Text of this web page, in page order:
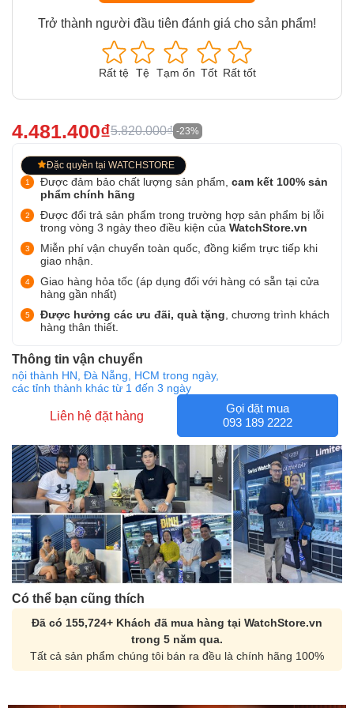
Trở thành người đầu tiên đánh giá cho sản phẩm!
Rất tệ Tệ Tạm ổn Tốt Rất tốt
4.481.400₫5.820.000₫ -23%
Đặc quyền tại WATCHSTORE
Được đảm bảo chất lượng sản phẩm, cam kết 100% sản
phẩm chính hãng
Được đổi trả sản phẩm trong trường hợp sản phẩm bị lỗi
trong vòng 3 ngày theo điều kiện của WatchStore.vn
Miễn phí vận chuyển toàn quốc, đồng kiểm trực tiếp khi
giao nhận.
Giao hàng hỏa tốc (áp dụng đối với hàng có sẵn tại cửa
hàng gần nhất)
Được hưởng các ưu đãi, quà tặng , chương trình khách
hàng thân thiết.
Thông tin vận chuyển
nội thành HN, Đà Nẵng, HCM trong ngày,
các tỉnh thành khác từ 1 đến 3 ngày
Liên hệ đặt hàng
Gọi đặt mua
093 189 2222
Có thể bạn cũng thích
Đã có 155,724+ Khách đã mua hàng tại WatchStore.vn
trong 5 năm qua.
Tất cả sản phẩm chúng tôi bán ra đều là chính hãng 100%
Orient Nam RA-
Casio Nam MTS-